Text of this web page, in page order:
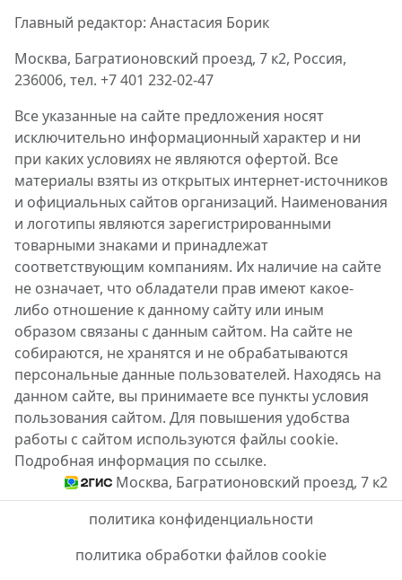
Главный редактор: Анастасия Борик
Москва, Багратионовский проезд, 7 к2, Россия,
236006, тел. +7 401 232-02-47
Все указанные на сайте предложения носят
исключительно информационный характер и ни
при каких условиях не являются офертой. Все
материалы взяты из открытых интернет-источников
и официальных сайтов организаций. Наименования
и логотипы являются зарегистрированными
товарными знаками и принадлежат
соответствующим компаниям. Их наличие на сайте
не означает, что обладатели прав имеют какое-
либо отношение к данному сайту или иным
образом связаны с данным сайтом. На сайте не
собираются, не хранятся и не обрабатываются
персональные данные пользователей. Находясь на
данном сайте, вы принимаете все пункты условия
пользования сайтом. Для повышения удобства
работы с сайтом используются файлы cookie.
Подробная информация по ссылке.
Москва, Багратионовский проезд, 7 к2
политика конфиденциальности
политика обработки файлов cookie